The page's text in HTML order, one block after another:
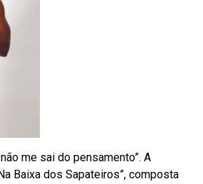
me sai do pensamento”. A
Baixa dos Sapateiros”, composta